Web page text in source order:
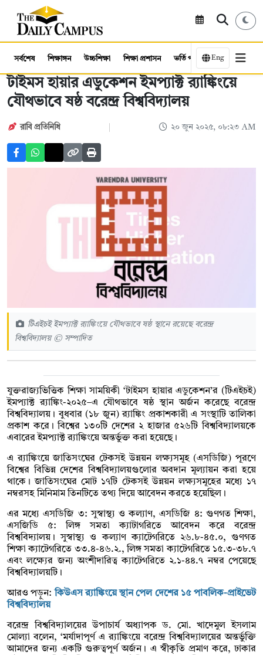
সর্বশেষ শিক্ষাঙ্গন উচ্চশিক্ষা শিক্ষা প্রশাসন ভর্তি পরীক্ষা কর্মসংস্থান
Eng
টাইমস হায়ার এডুকেশন ইমপ্যাক্ট র‍্যাঙ্কিংয়ে
যৌথভাবে ষষ্ঠ বরেন্দ্র বিশ্ববিদ্যালয়
রাবি প্রতিনিধি ২০ জুন ২০২৫, ০৮:২৩ AM
টিএইচই ইমপ্যাক্ট র‌্যাঙ্কিংয়ে যৌথভাবে ষষ্ঠ স্থানে রয়েছে বরেন্দ্র
বিশ্ববিদ্যালয় © সম্পাদিত
যুক্তরাজ্যভিত্তিক শিক্ষা সাময়িকী ‘টাইমস হায়ার এডুকেশন’র (টিএইচই)
ইমপ্যাক্ট র‌্যাঙ্কিং-২০২৫–এ যৌথভাবে ষষ্ঠ স্থান অর্জন করেছে বরেন্দ্র
বিশ্ববিদ্যালয়। বুধবার (১৮ জুন) র‌্যাঙ্কিং প্রকাশকারী এ সংস্থাটি তালিকা
প্রকাশ করে। বিশ্বের ১৩০টি দেশের ২ হাজার ৫২৬টি বিশ্ববিদ্যালয়কে
এবারের ইমপ্যাক্ট র‍্যাঙ্কিংয়ে অন্তর্ভুক্ত করা হয়েছে।
এ র‍্যাঙ্কিংয়ে জাতিসংঘের টেকসই উন্নয়ন লক্ষ্যসমূহ (এসডিজি) পূরণে
বিশ্বের বিভিন্ন দেশের বিশ্ববিদ্যালয়গুলোর অবদান মূল্যায়ন করা হয়ে
থাকে। জাতিসংঘের মোট ১৭টি টেকসই উন্নয়ন লক্ষ্যসমূহের মধ্যে ১৭
নম্বরসহ মিনিমাম তিনটিতে তথ্য দিয়ে আবেদন করতে হয়েছিল।
এর মধ্যে এসডিজি ৩: সুস্বাস্থ্য ও কল্যাণ, এসডিজি ৪: গুণগত শিক্ষা,
এসজিডি ৫: লিঙ্গ সমতা ক্যাটাগরিতে আবেদন করে বরেন্দ্র
বিশ্ববিদ্যালয়। সুস্বাস্থ্য ও কল্যাণ ক্যাটেগরিতে ২৬.৮-৪৫.০, গুণগত
শিক্ষা ক্যাটেগরিতে ৩৩.৪-৪৬.২., লিঙ্গ সমতা ক্যাটেগরিতে ১৫.৩-৩৮.৭
এবং লক্ষ্যের জন্য অংশীদারিত্ব ক্যাটেগরিতে ২.১-৪৪.৭ নম্বর পেয়েছে
বিশ্ববিদ্যালয়টি।
আরও পড়ুন:কিউএস র‌্যাঙ্কিংয়ে স্থান পেল দেশের ১৫ পাবলিক-প্রাইভেট
বিশ্ববিদ্যালয়
বরেন্দ্র বিশ্ববিদ্যালয়ের উপাচার্য অধ্যাপক ড. মো. খাদেমুল ইসলাম
মোল্যা বলেন, ‘মর্যাদাপূর্ণ এ র‍্যাঙ্কিংয়ে বরেন্দ্র বিশ্ববিদ্যালয়ের অন্তর্ভুক্তি
আমাদের জন্য একটি গুরুত্বপূর্ণ অর্জন। এ স্বীকৃতি প্রমাণ করে, ঢাকার